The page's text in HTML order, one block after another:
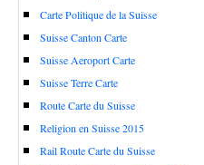
Carte Politique de la Suisse
Suisse Canton Carte
Suisse Aeroport Carte
Suisse Terre Carte
Route Carte du Suisse
Religion en Suisse 2015
Rail Route Carte du Suisse